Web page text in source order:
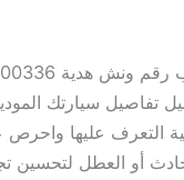
تفاصيل سيارتك
التعرف عليها واحرص
أو العطل لتحسين